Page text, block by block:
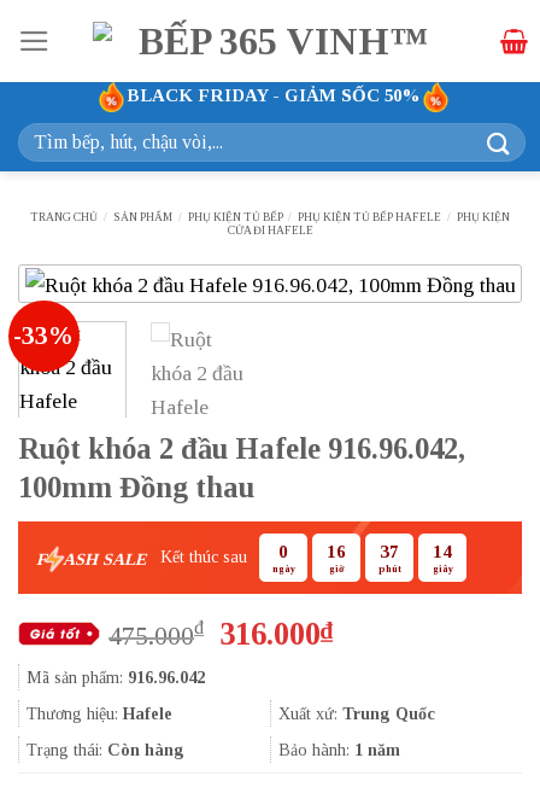
qua
nội
dung
BLACK FRIDAY - GIẢM SỐC 50%
Tìm
kiếm:
TRANG CHỦ / SẢN PHẨM / PHỤ KIỆN TỦ BẾP / PHỤ KIỆN TỦ BẾP HAFELE / PHỤ KIỆN
CỬA ĐI HAFELE
-33%
Ruột khóa 2 đầu Hafele 916.96.042,
100mm Đồng thau
F ASH SALE Kết thúc sau 0
ngày
16
giờ
37
phút
13
giây
475.000₫
Giá
475.000₫.
316.000₫Giá
là:
316.000₫.
Mã sản phẩm: 916.96.042
Thương hiệu: Hafele Xuất xứ: Trung Quốc
Trạng thái: Còn hàng Bảo hành: 1 năm